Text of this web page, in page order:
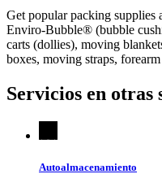
Get popular packing supplies
Enviro-Bubble® (bubble
carts (dollies), moving
boxes, moving straps,
Servicios en otras
Autoalmacenamiento